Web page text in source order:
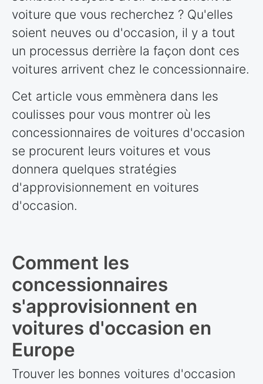
voiture que vous recherchez ? Qu'elles
soient neuves ou d'occasion, il y a tout
un processus derrière la façon dont ces
voitures arrivent chez le concessionnaire.
Cet article vous emmènera dans les
coulisses pour vous montrer où les
concessionnaires de voitures d'occasion
se procurent leurs voitures et vous
donnera quelques stratégies
d'approvisionnement en voitures
d'occasion.
Comment les
concessionnaires
s'approvisionnent en
voitures d'occasion en
Europe
Trouver les bonnes voitures d'occasion